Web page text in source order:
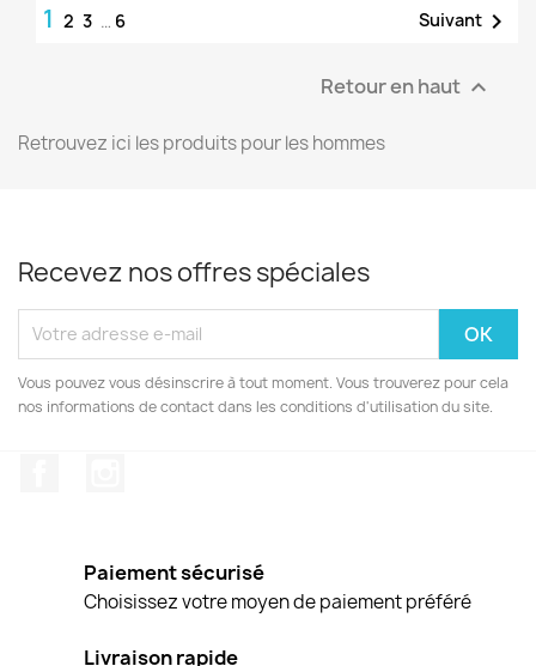
1 2 3 … 6 Suivant 
Retour en haut 
Retrouvez ici les produits pour les hommes
Recevez nos offres spéciales
Vous pouvez vous désinscrire à tout moment. Vous trouverez pour cela
nos informations de contact dans les conditions d'utilisation du site.
Paiement sécurisé
Choisissez votre moyen de paiement préféré
Livraison rapide